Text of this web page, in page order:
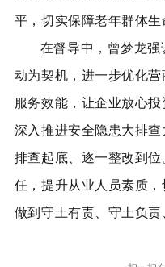
平，切实保障老年群体生
在督导中，曾梦龙强
动为契机，进一步优化
服务效能，让企业放心
深入推进安全隐患大排
排查起底、逐一整改到
任，提升从业人员素质
做到守土有责、守土负责